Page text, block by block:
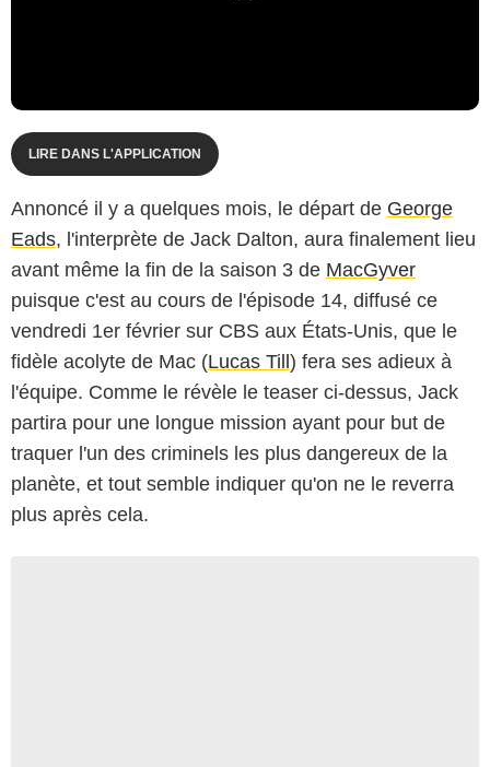
LIRE DANS L'APPLICATION
Annoncé il y a quelques mois, le départ de George
Eads, l'interprète de Jack Dalton, aura finalement lieu
avant même la fin de la saison 3 de MacGyver
puisque c'est au cours de l'épisode 14, diffusé ce
vendredi 1er février sur CBS aux États-Unis, que le
fidèle acolyte de Mac (Lucas Till) fera ses adieux à
l'équipe. Comme le révèle le teaser ci-dessus, Jack
partira pour une longue mission ayant pour but de
traquer l'un des criminels les plus dangereux de la
planète, et tout semble indiquer qu'on ne le reverra
plus après cela.